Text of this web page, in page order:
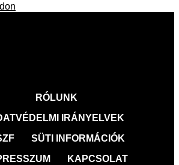
RÓLUNK
IRÁNYELVEK
SÜTI INFORMÁCIÓK
KAPCSOLAT